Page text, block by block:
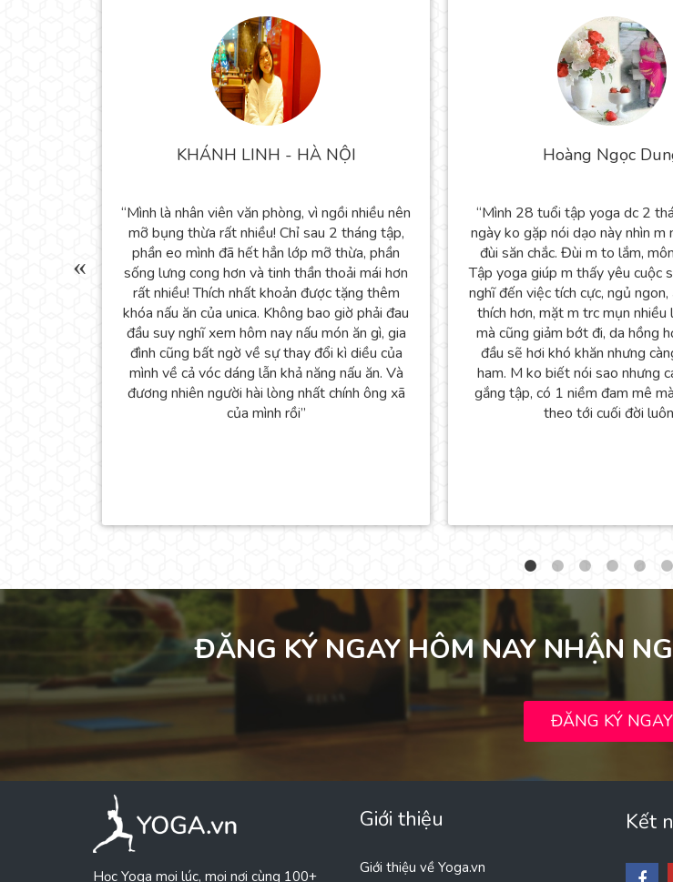
KHÁNH LINH - HÀ NỘI
“Mình là nhân viên văn phòng, vì ngồi nhiều nên
mỡ bụng thừa rất nhiều! Chỉ sau 2 tháng tập,
phần eo mình đã hết hẳn lớp mỡ thừa, phần
sống lưng cong hơn và tinh thần thoải mái hơn
rất nhiều! Thích nhất khoản được tặng thêm
khóa nấu ăn của unica. Không bao giờ phải đau
đầu suy nghĩ xem hôm nay nấu món ăn gì, gia
đình cũng bất ngờ về sự thay đổi kì diều của
mình về cả vóc dáng lẫn khả năng nấu ăn. Và
đương nhiên người hài lòng nhất chính ông xã
của mình rồi”
Hoàng Ngọc
“Mình 28 tuổi tập yoga dc 2
ngày ko gặp nói dạo này nhìn m
đùi săn chắc. Đùi m to lắm,
Tập yoga giúp m thấy yêu cuộc
nghĩ đến việc tích cực, ngủ ngon,
thích hơn, mặt m trc mụn nhiều
mà cũng giảm bớt đi, da hồng
đầu sẽ hơi khó khăn nhưng
ham. M ko biết nói sao nhưng
gắng tập, có 1 niềm đam mê
theo tới cuối đời
ĐĂNG KÝ NGAY HÔM NAY NHẬN
ĐĂNG KÝ NGAY
Học Yoga mọi lúc, mọi nơi cùng 100+
Giới thiệu
Giới thiệu về Yoga.vn
Kết